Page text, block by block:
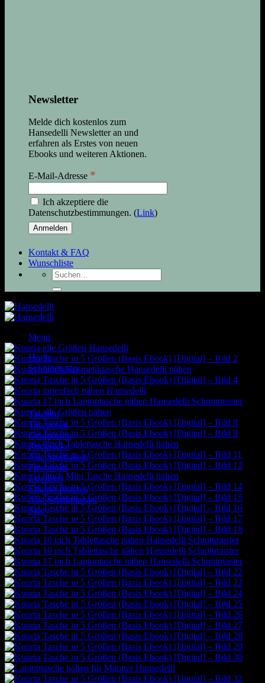
Newsletter
Melde dich kostenlos zum
Hansedelli Newsletter an und
erfahren als Erstes von neuen
Ebooks und weiteren Aktionen.
E-Mail-Adresse *
Ich akzeptiere die
Datenschutzbestimmungen. (Link)
Kontakt & FAQ
Wunschliste
Suchen
nach:
Menü
Home
Schnittmuster
Taschen
Täschchen
Geldbörsen
Rucksäcke
Alle Sparpakete
Freebooks
Lizenzen
English patterns
Alle Schnittmuster
Sale